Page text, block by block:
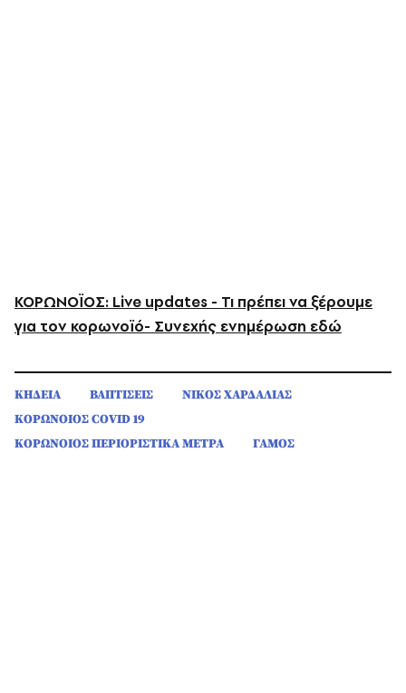
ΚΟΡΩΝΟΪΟΣ: Live updates - Τι πρέπει να ξέρουμε
για τον κορωνοϊό- Συνεχής ενημέρωση εδώ
ΚΗΔΕΙΑ ΒΑΠΤΙΣΕΙΣ
ΝΙΚΟΣ ΧΑΡΔΑΛΙΑΣ
ΚΟΡΩΝΟΙΟΣ COVID 19
ΚΟΡΩΝΟΙΟΣ ΠΕΡΙΟΡΙΣΤΙΚΑ ΜΕΤΡΑ
ΓΑΜΟΣ